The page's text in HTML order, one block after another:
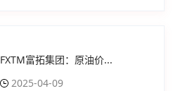
FXTM富拓集团：原油价...
2025-04-09